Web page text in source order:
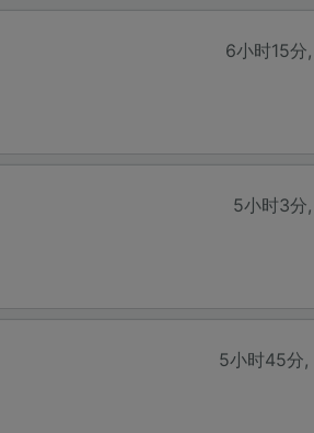
6小时15分,
5小时3分,
5小时45分,